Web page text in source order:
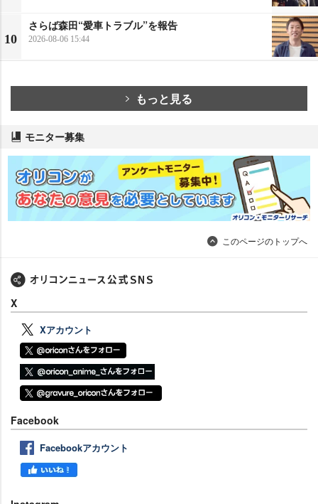
10
さらば森田“愛車トラブル”を報告
2026-08-06 15:44
もっと見る
モニター募集
このページのトップへ
X
Xアカウント
Facebook
Facebookアカウント